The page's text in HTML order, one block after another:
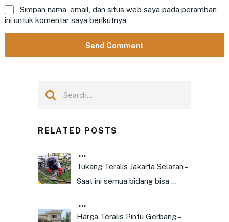
Simpan nama, email, dan situs web saya pada peramban
ini untuk komentar saya berikutnya.
RELATED POSTS
…
Tukang Teralis Jakarta Selatan –
Saat ini semua bidang bisa …
…
Harga Teralis Pintu Gerbang –